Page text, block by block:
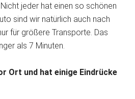
jeder hat einen so schönen
sind wir natürlich auch nach
für größere Transporte. Das
als 7 Minuten.
Ort und hat einige Eindrücke